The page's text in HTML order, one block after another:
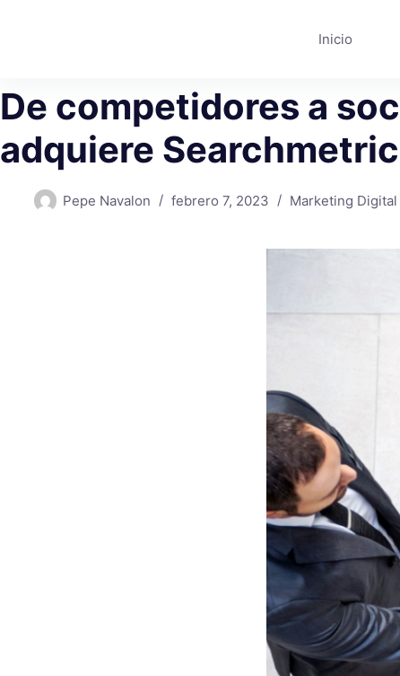
Inicio
De competidores a
adquiere
Pepe Navalon febrero 7, 2023 Marketing Digital